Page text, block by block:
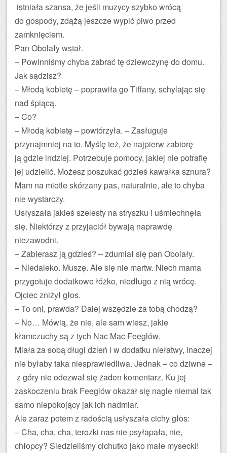
istniała szansa, że jeśli muzycy szybko wrócą
do gospody, zdążą jeszcze wypić piwo przed
zamknięciem.
Pan Obolały wstał.
– Powinniśmy chyba zabrać tę dziewczynę do domu.
Jak sądzisz?
– Młodą kobietę – poprawiła go Tiffany, schylając się
nad śpiącą.
– Co?
– Młodą kobietę – powtórzyła. – Zasługuje
przynajmniej na to. Myślę też, że najpierw zabiorę
ją gdzie indziej. Potrzebuje pomocy, jakiej nie potrafię
jej udzielić. Możesz poszukać gdzieś kawałka sznura?
Mam na miotle skórzany pas, naturalnie, ale to chyba
nie wystarczy.
Usłyszała jakieś szelesty na stryszku i uśmiechnęła
się. Niektórzy z przyjaciół bywają naprawdę
niezawodni.
– Zabierasz ją gdzieś? – zdumiał się pan Obolały.
– Niedaleko. Muszę. Ale się nie martw. Niech mama
przygotuje dodatkowe łóżko, niedługo z nią wrócę.
Ojciec zniżył głos.
– To oni, prawda? Dalej wszędzie za tobą chodzą?
– No… Mówią, że nie, ale sam wiesz, jakie
kłamczuchy są z tych Nac Mac Feeglów.
Miała za sobą długi dzień i w dodatku niełatwy, inaczej
nie byłaby taka niesprawiedliwa. Jednak – co dziwne –
z góry nie odezwał się żaden komentarz. Ku jej
zaskoczeniu brak Feeglów okazał się nagle niemal tak
samo niepokojący jak ich nadmiar.
Ale zaraz potem z radością usłyszała cichy głos:
– Cha, cha, cha, terozki nas nie psyłapała, nie,
chłopcy? Siedzieliśmy cichutko jako małe mysecki!